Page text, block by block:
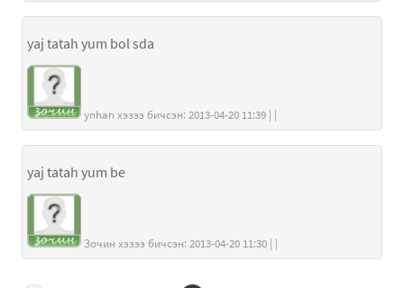
yaj tatah yum bol sda
ynhan хэзээ бичсэн: 2013-04-20 11:39 | |
yaj tatah yum be
Зочин хэзээ бичсэн: 2013-04-20 11:30 | |